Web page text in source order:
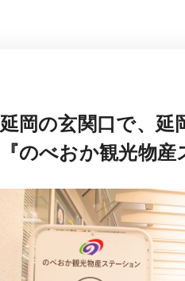
延岡の玄関口で、延
『のべおか観光物産